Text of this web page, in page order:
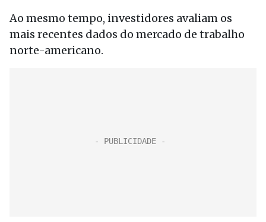
Ao mesmo tempo, investidores avaliam os
mais recentes dados do mercado de trabalho
norte-americano.